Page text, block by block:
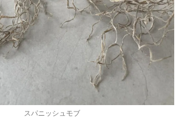
スパニッシュモブ